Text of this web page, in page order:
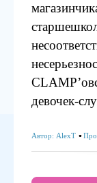
девочек-
Автор: AlexT